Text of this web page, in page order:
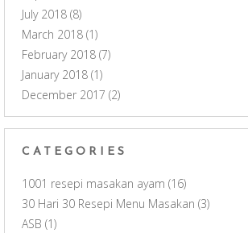
July 2018 (8)
March 2018 (1)
February 2018 (7)
January 2018 (1)
December 2017 (2)
CATEGORIES
1001 resepi masakan ayam (16)
30 Hari 30 Resepi Menu Masakan (3)
ASB (1)